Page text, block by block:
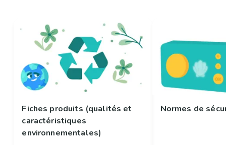
Fiches produits (qualités et
caractéristiques
environnementales)
Normes de